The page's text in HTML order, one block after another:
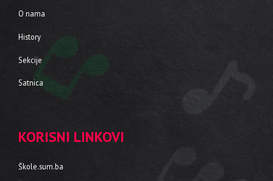
O nama
History
Sekcije
Satnica
KORISNI LINKOVI
Škole.sum.ba